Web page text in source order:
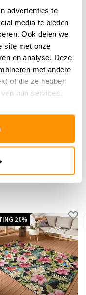
advertenties te
media te bieden
Ook delen we
site met onze
en analyse. Deze
met andere
of die ze hebben
hun services.
20%